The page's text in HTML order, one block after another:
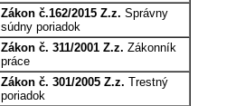
Zákon č.162/2015 Z.z. Správny
súdny poriadok
Zákon č. 311/2001 Z.z. Zákonník
práce
Zákon č. 301/2005 Z.z. Trestný
poriadok